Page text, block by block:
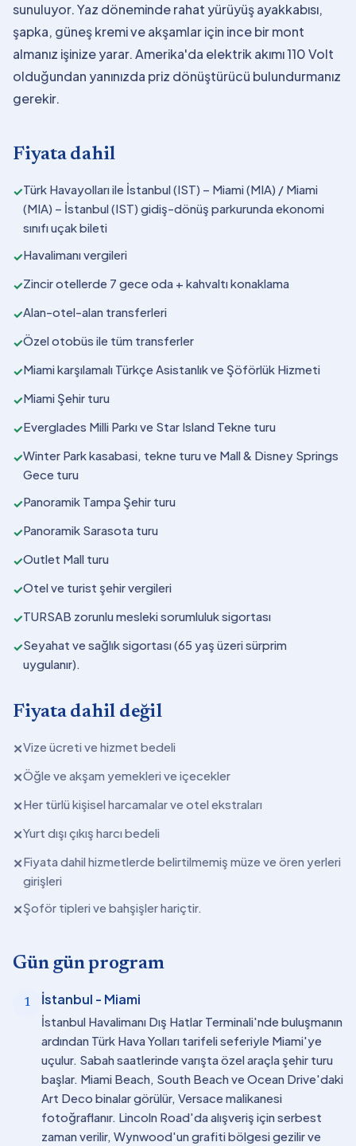
sunuluyor. Yaz döneminde rahat yürüyüş ayakkabısı,
şapka, güneş kremi ve akşamlar için ince bir mont
almanız işinize yarar. Amerika'da elektrik akımı 110 Volt
olduğundan yanınızda priz dönüştürücü bulundurmanız
gerekir.
Fiyata dahil
✓Türk Havayolları ile İstanbul (IST) – Miami (MIA) / Miami
(MIA) – İstanbul (IST) gidiş-dönüş parkurunda ekonomi
sınıfı uçak bileti
✓Havalimanı vergileri
✓Zincir otellerde 7 gece oda + kahvaltı konaklama
✓Alan-otel-alan transferleri
✓Özel otobüs ile tüm transferler
✓Miami karşılamalı Türkçe Asistanlık ve Şöförlük Hizmeti
✓Miami Şehir turu
✓Everglades Milli Parkı ve Star Island Tekne turu
✓Winter Park kasabasi, tekne turu ve Mall & Disney Springs
Gece turu
✓Panoramik Tampa Şehir turu
✓Panoramik Sarasota turu
✓Outlet Mall turu
✓Otel ve turist şehir vergileri
✓TURSAB zorunlu mesleki sorumluluk sigortası
✓Seyahat ve sağlık sigortası (65 yaş üzeri sürprim
uygulanır).
Fiyata dahil değil
✕Vize ücreti ve hizmet bedeli
✕Öğle ve akşam yemekleri ve içecekler
✕Her türlü kişisel harcamalar ve otel ekstraları
✕Yurt dışı çıkış harcı bedeli
✕Fiyata dahil hizmetlerde belirtilmemiş müze ve ören yerleri
girişleri
✕Şoför tipleri ve bahşişler hariçtir.
Gün gün program
1 İstanbul - Miami
İstanbul Havalimanı Dış Hatlar Terminali'nde buluşmanın
ardından Türk Hava Yolları tarifeli seferiyle Miami'ye
uçulur. Sabah saatlerinde varışta özel araçla şehir turu
başlar. Miami Beach, South Beach ve Ocean Drive'daki
Art Deco binalar görülür, Versace malikanesi
fotoğraflanır. Lincoln Road'da alışveriş için serbest
zaman verilir, Wynwood'un grafiti bölgesi gezilir ve